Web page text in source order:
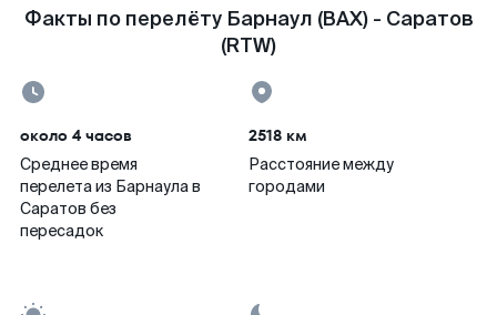
Факты по перелёту Барнаул (BAX) - Саратов
(RTW)
около 4 часов
Среднее время
перелета из Барнаула в
Саратов без
пересадок
2518 км
Расстояние между
городами